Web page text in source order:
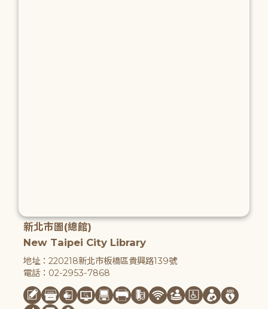
新北市圖(總館)
New Taipei City Library
地址：220218新北市板橋區貴興路139號
電話：02-2953-7868